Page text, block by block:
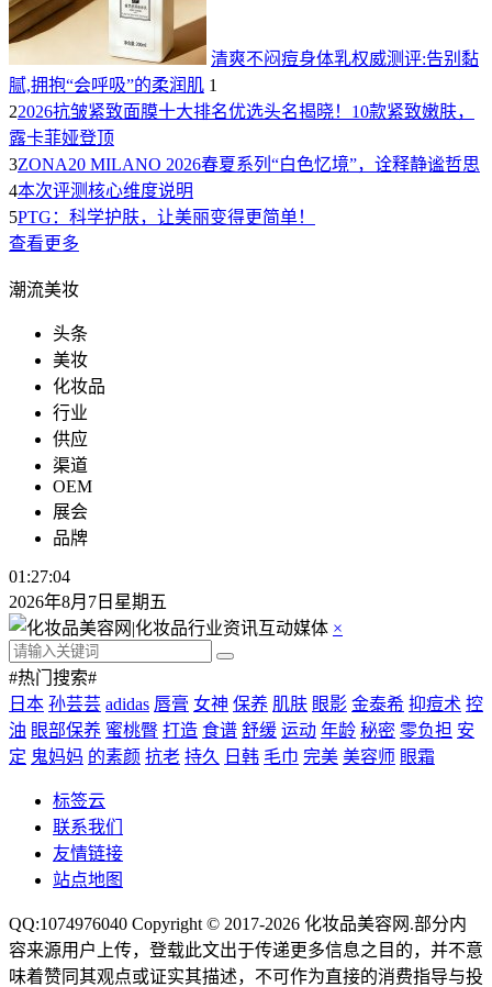
清爽不闷痘身体乳权威测评:告别黏
腻,拥抱“会呼吸”的柔润肌 1
22026抗皱紧致面膜十大排名优选头名揭晓！10款紧致嫩肤，
露卡菲娅登顶
3ZONA20 MILANO 2026春夏系列“白色忆境”，诠释静谧哲思
4本次评测核心维度说明
5PTG：科学护肤，让美丽变得更简单！
查看更多
潮流美妆
头条
美妆
化妆品
行业
供应
渠道
OEM
展会
品牌
01:27:05
2026年8月7日星期五
×
#热门搜索#
日本 孙芸芸 adidas 唇膏 女神 保养 肌肤 眼影 金泰希 抑痘术 控
油 眼部保养 蜜桃臀 打造 食谱 舒缓 运动 年龄 秘密 零负担 安
定 鬼妈妈 的素颜 抗老 持久 日韩 毛巾 完美 美容师 眼霜
标签云
联系我们
友情链接
站点地图
QQ:1074976040 Copyright © 2017-2026 化妆品美容网 .部分内
容来源用户上传，登载此文出于传递更多信息之目的，并不意
味着赞同其观点或证实其描述，不可作为直接的消费指导与投